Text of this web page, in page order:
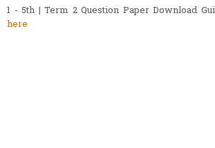
1 - 5th | Term 2 Question Paper Download
here